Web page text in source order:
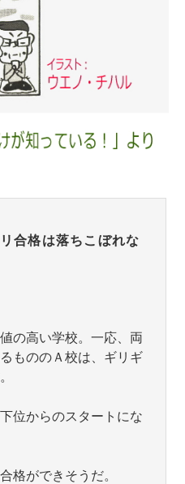
合格は落ちこぼれな
の高い学校。一応、両
もののＡ校は、ギリギ
位からのスタートにな
格ができそうだ。